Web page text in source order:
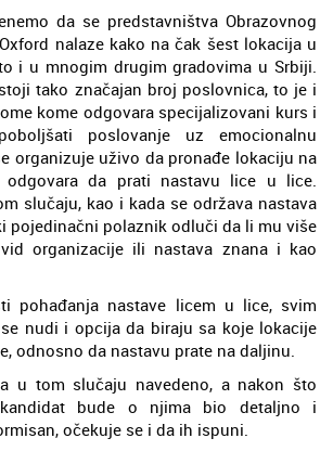
da se predstavništva Obrazovnog
nalaze kako na čak šest lokacija u
i u mnogim drugim gradovima u Srbiji.
tako značajan broj poslovnica, to je i
kome odgovara specijalizovani kurs i
poslovanje uz emocionalnu
organizuje uživo da pronađe lokaciju na
da prati nastavu lice u lice.
slučaju, kao i kada se održava nastava
pojedinačni polaznik odluči da li mu više
organizacije ili nastava znana i kao
pohađanja nastave licem u lice, svim
nudi i opcija da biraju sa koje lokacije
odnosno da nastavu prate na daljinu.
u tom slučaju navedeno, a nakon što
bude o njima bio detaljno i
očekuje se i da ih ispuni.